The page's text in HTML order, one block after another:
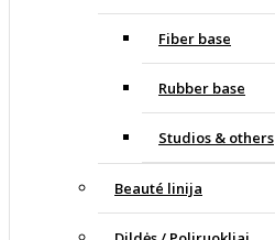
Fiber base
Rubber base
Studios & others
Beauté linija